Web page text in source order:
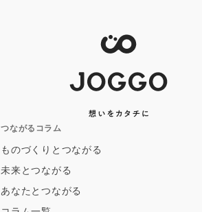
つながるコラム
ものづくりとつながる
未来とつながる
あなたとつながる